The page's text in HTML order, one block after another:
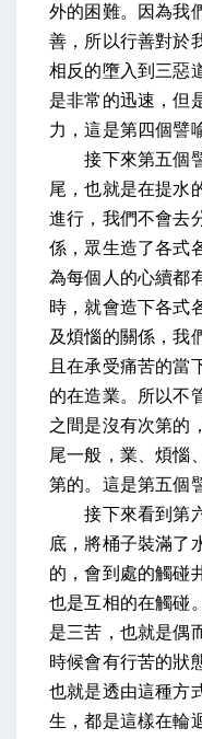
外的困難。因為我
善，所以行善對於
相反的墮入到三惡
是非常的迅速，但
力，這是第四個譬
接下來第五個譬
尾，也就是在提水
進行，我們不會去
係，眾生造了各式
為每個人的心續都
時，就會造下各式
及煩惱的關係，我
且在承受痛苦的當
的在造業。所以不
之間是沒有次第的
尾一般，業、煩惱
第的。這是第五個
接下來看到第六
底，將桶子裝滿了
的，會到處的觸碰
也是互相的在觸碰
是三苦，也就是偶
時候會有行苦的狀
也就是透由這種方
生，都是這樣在輪